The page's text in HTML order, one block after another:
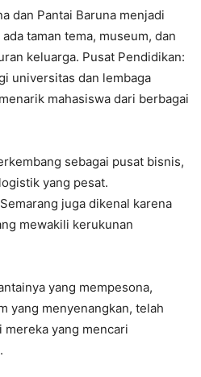
dan Pantai Baruna menjadi
taman tema, museum, dan
keluarga. Pusat Pendidikan:
universitas dan lembaga
mahasiswa dari berbagai
sebagai pusat bisnis,
yang pesat.
juga dikenal karena
mewakili kerukunan
yang mempesona,
yang menyenangkan, telah
yang mencari